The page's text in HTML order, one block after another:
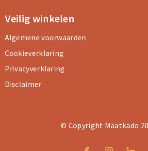
Veilig winkelen
Algemene voorwaarden
Cookieverklaring
Privacyverklaring
Disclaimer
© Copyright Maatkado